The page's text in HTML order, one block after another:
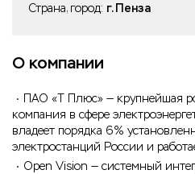
Страна, город: г. Пенза
О компании
ПАО «Т Плюс» — крупнейшая
компания в сфере
владеет порядка 6%
электростанций России и
Open Vision — системный